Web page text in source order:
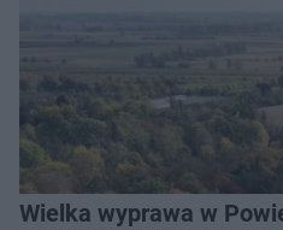
Wielka wyprawa w